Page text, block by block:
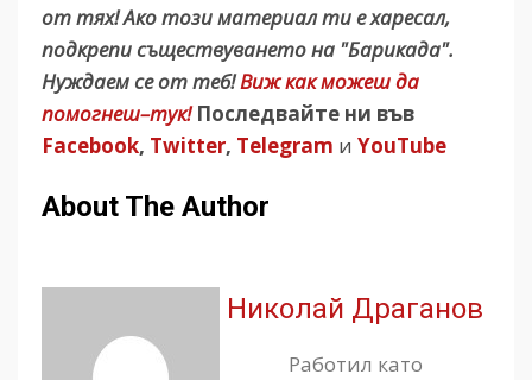
от тях! Ако този материал ти е харесал,
подкрепи съществуването на "Барикада".
Нуждаем се от теб!Виж как можеш да
помогнеш–тук! Последвайте ни във
Facebook, Twitter, Telegram и YouTube
About The Author
Николай Драганов
Работил като